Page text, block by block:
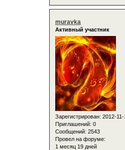
muravka
Активный участник
Зарегистрирован: 2012-11-
Приглашений: 0
Сообщений: 2543
Провел на форуме:
1 месяц 19 дней